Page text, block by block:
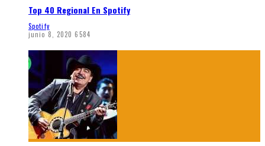
Top 40 Regional En Spotify
Spotify
junio 8, 2020 6584